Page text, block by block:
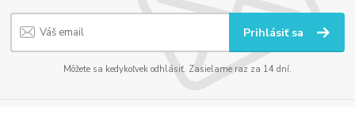
Prihlásiť sa
Môžete sa kedykoľvek odhlásiť. Zasielame raz za 14 dní.